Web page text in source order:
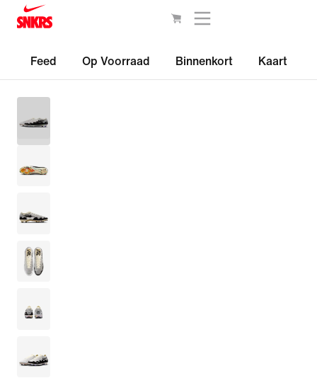
Feed Op Voorraad Binnenkort Kaart